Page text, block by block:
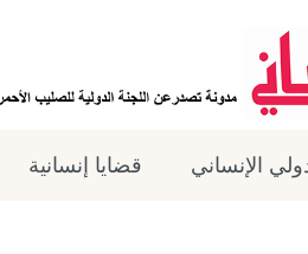
الإنساني قضايا إنسانية